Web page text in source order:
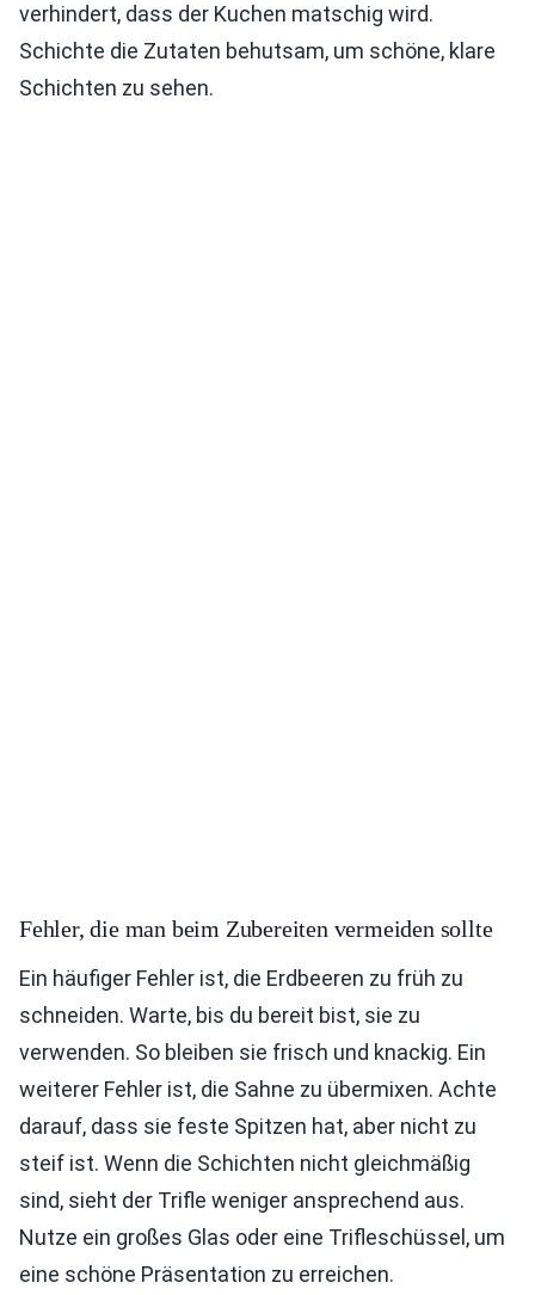
verhindert, dass der Kuchen matschig wird.
Schichte die Zutaten behutsam, um schöne, klare
Schichten zu sehen.
Fehler, die man beim Zubereiten vermeiden sollte
Ein häufiger Fehler ist, die Erdbeeren zu früh zu
schneiden. Warte, bis du bereit bist, sie zu
verwenden. So bleiben sie frisch und knackig. Ein
weiterer Fehler ist, die Sahne zu übermixen. Achte
darauf, dass sie feste Spitzen hat, aber nicht zu
steif ist. Wenn die Schichten nicht gleichmäßig
sind, sieht der Trifle weniger ansprechend aus.
Nutze ein großes Glas oder eine Trifleschüssel, um
eine schöne Präsentation zu erreichen.